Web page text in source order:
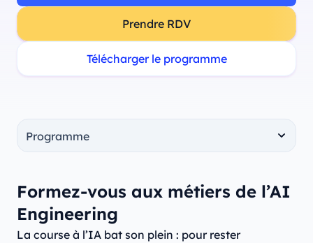
Prendre RDV
Télécharger le programme
Formez-vous aux métiers de l’AI
Engineering
La course à l’IA bat son plein : pour rester